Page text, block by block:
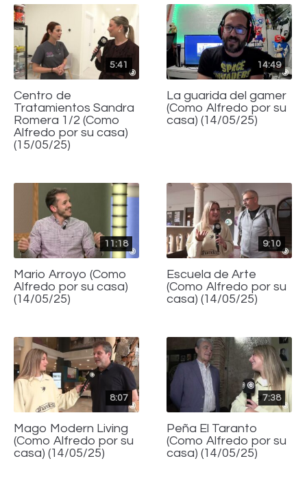
5:41
Centro de
Tratamientos Sandra
Romera 1/2 (Como
Alfredo por su casa)
(15/05/25)
14:49
La guarida del gamer
(Como Alfredo por su
casa) (14/05/25)
11:18
Mario Arroyo (Como
Alfredo por su casa)
(14/05/25)
9:10
Escuela de Arte
(Como Alfredo por su
casa) (14/05/25)
8:07
Mago Modern Living
(Como Alfredo por su
casa) (14/05/25)
7:38
Peña El Taranto
(Como Alfredo por su
casa) (14/05/25)